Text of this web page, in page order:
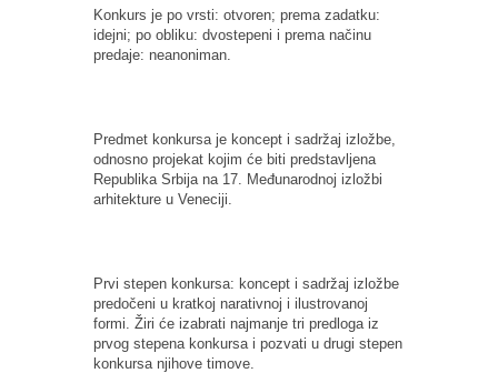
Konkurs je po vrsti: otvoren; prema zadatku:
idejni; po obliku: dvostepeni i prema načinu
predaje: neanoniman.
Predmet konkursa je koncept i sadržaj izložbe,
odnosno projekat kojim će biti predstavljena
Republika Srbija na 17. Međunarodnoj izložbi
arhitekture u Veneciji.
Prvi stepen konkursa: koncept i sadržaj izložbe
predočeni u kratkoj narativnoj i ilustrovanoj
formi. Žiri će izabrati najmanje tri predloga iz
prvog stepena konkursa i pozvati u drugi stepen
konkursa njihove timove.